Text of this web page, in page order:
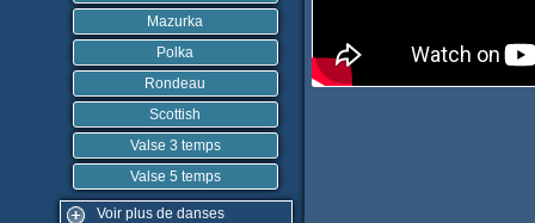
Mazurka
Polka
Rondeau
Scottish
Valse 3 temps
Valse 5 temps
Voir plus de danses